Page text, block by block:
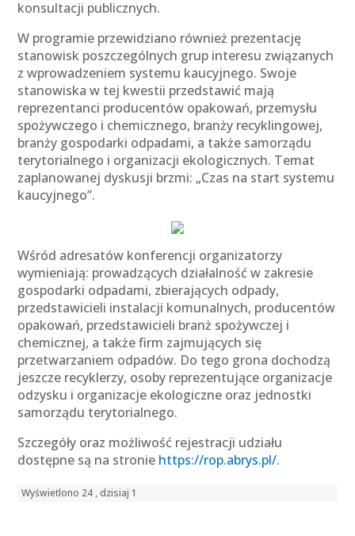
konsultacji publicznych.
W programie przewidziano również prezentację
stanowisk poszczególnych grup interesu związanych
z wprowadzeniem systemu kaucyjnego. Swoje
stanowiska w tej kwestii przedstawić mają
reprezentanci producentów opakowań, przemysłu
spożywczego i chemicznego, branży recyklingowej,
branży gospodarki odpadami, a także samorządu
terytorialnego i organizacji ekologicznych. Temat
zaplanowanej dyskusji brzmi: „Czas na start systemu
kaucyjnego”.
Wśród adresatów konferencji organizatorzy
wymieniają: prowadzących działalność w zakresie
gospodarki odpadami, zbierających odpady,
przedstawicieli instalacji komunalnych, producentów
opakowań, przedstawicieli branż spożywczej i
chemicznej, a także firm zajmujących się
przetwarzaniem odpadów. Do tego grona dochodzą
jeszcze recyklerzy, osoby reprezentujące organizacje
odzysku i organizacje ekologiczne oraz jednostki
samorządu terytorialnego.
Szczegóły oraz możliwość rejestracji udziału
dostępne są na stronie https://rop.abrys.pl/.
Wyświetlono 24 , dzisiaj 1